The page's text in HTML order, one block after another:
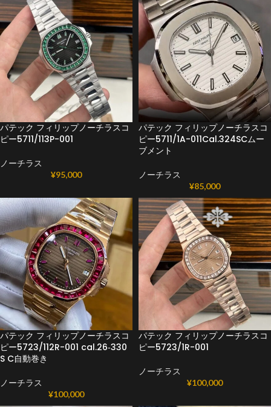
パテック フィリップノーチラスコ
ピー5711/113P-001
ノーチラス
¥95,000
パテック フィリップノーチラスコ
ピー5711/1A-011Cal.324SCムー
ブメント
ノーチラス
¥85,000
パテック フィリップノーチラスコ
ピー5723/112R-001 cal.26‑330
S C自動巻き
ノーチラス
¥100,000
パテック フィリップノーチラスコ
ピー5723/1R-001
ノーチラス
¥100,000